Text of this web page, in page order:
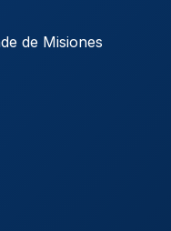
de Misiones